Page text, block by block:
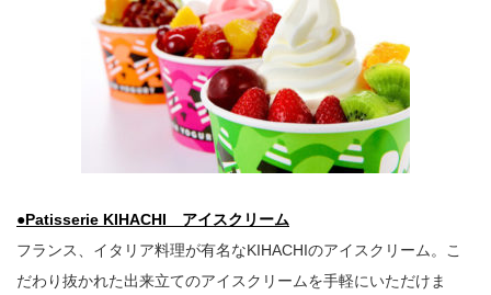
●Patisserie KIHACHI アイスクリーム
フランス、イタリア料理が有名なKIHACHIのアイスクリーム。こ
だわり抜かれた出来立てのアイスクリームを手軽にいただけま